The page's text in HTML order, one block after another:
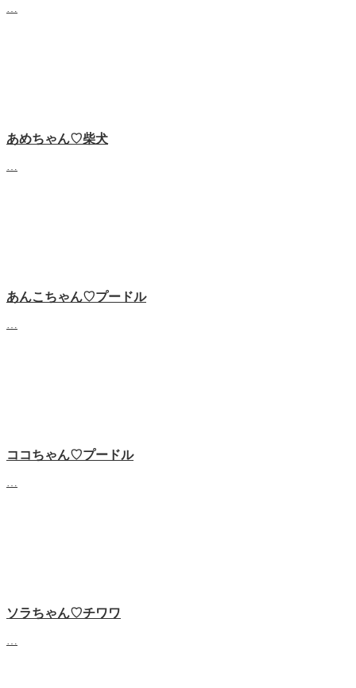
あめちゃん♡‬柴犬
あんこちゃん♡‬プードル
ココちゃん♡‬プードル
ソラちゃん♡‬チワワ